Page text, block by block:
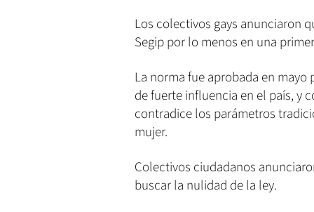
Los colectivos gays anunciaron
Segip por lo menos en una
La norma fue aprobada en
de fuerte influencia en el país, y
contradice los parámetros
mujer.
Colectivos ciudadanos
buscar la nulidad de la ley.